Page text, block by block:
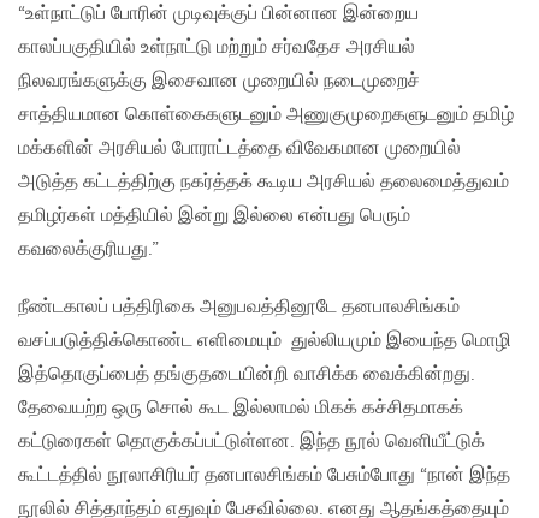
“உள்நாட்டுப் போரின் முடிவுக்குப் பின்னான இன்றைய
காலப்பகுதியில் உள்நாட்டு மற்றும் சர்வதேச அரசியல்
நிலவரங்களுக்கு இசைவான முறையில் நடைமுறைச்
சாத்தியமான கொள்கைகளுடனும் அணுகுமுறைகளுடனும் தமிழ்
மக்களின் அரசியல் போராட்டத்தை விவேகமான முறையில்
அடுத்த கட்டத்திற்கு நகர்த்தக் கூடிய அரசியல் தலைமைத்துவம்
தமிழர்கள் மத்தியில் இன்று இல்லை என்பது பெரும்
கவலைக்குரியது.”
நீண்டகாலப் பத்திரிகை அனுபவத்தினூடே தனபாலசிங்கம்
வசப்படுத்திக்கொண்ட எளிமையும் துல்லியமும் இயைந்த மொழி
இத்தொகுப்பைத் தங்குதடையின்றி வாசிக்க வைக்கின்றது.
தேவையற்ற ஒரு சொல் கூட இல்லாமல் மிகக் கச்சிதமாகக்
கட்டுரைகள் தொகுக்கப்பட்டுள்ளன. இந்த நூல் வெளியீட்டுக்
கூட்டத்தில் நூலாசிரியர் தனபாலசிங்கம் பேசும்போது “நான் இந்த
நூலில் சித்தாந்தம் எதுவும் பேசவில்லை. எனது ஆதங்கத்தையும்